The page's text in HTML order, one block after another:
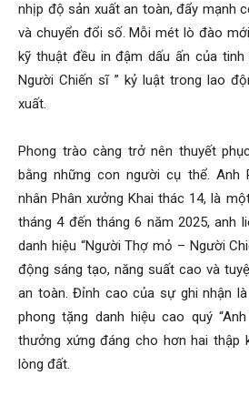
nhịp độ sản xuất an toàn, đẩy mạnh
và chuyển đổi số. Mỗi mét lò đào
kỹ thuật đều in đậm dấu ấn của
Người Chiến sĩ ” kỷ luật trong lao
xuất.
Phong trào càng trở nên thuyết
bằng những con người cụ thể. Anh
nhân Phân xưởng Khai thác 14, là
tháng 4 đến tháng 6 năm 2025, anh
danh hiệu “Người Thợ mỏ – Người
động sáng tạo, năng suất cao và
an toàn. Đỉnh cao của sự ghi nhận
phong tặng danh hiệu cao quý
thưởng xứng đáng cho hơn hai thập
lòng đất.